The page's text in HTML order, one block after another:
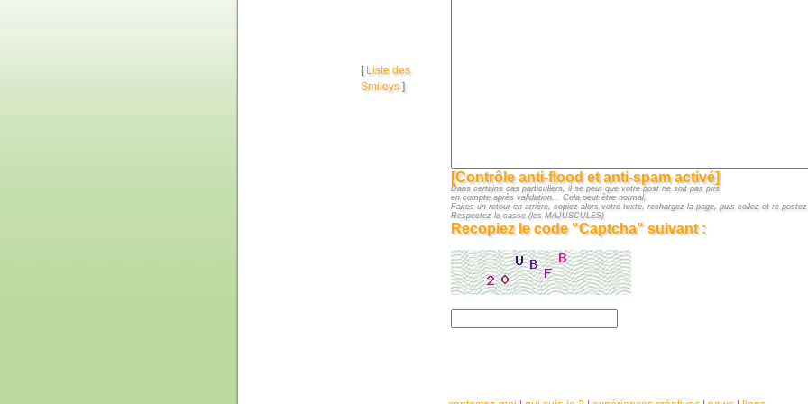
[ Liste des
Smileys]
[Contrôle anti-flood et anti-spam activé]
Dans certains cas particuliers, il se peut que votre post ne soit pas pris
en compte après validation... Cela peut être normal.
Faites un retour en arrière, copiez alors votre texte, rechargez la page, puis collez et re-
Respectez la casse (les MAJUSCULES)
Recopiez le code "Captcha" suivant :